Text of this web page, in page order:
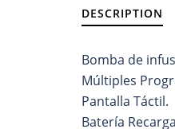
DESCRIPTION
Bomba de
Múltiples
Pantalla Táctil.
Batería